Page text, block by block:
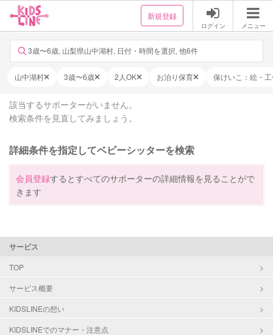
新規登録
ログイン メニュー
3歳〜6歳, 山梨県山中湖村, 日付・時間を選択, 他6件
山中湖村 3歳〜6歳 2人OK お泊り保育 保けいこ：絵・
該当するサポーターがいません。
検索条件を見直してみましょう。
詳細条件を指定してベビーシッターを検索
会員登録するとすべてのサポーターの詳細情報を見ることがで
きます
サービス
TOP
サービス概要
KIDSLINEの想い
KIDSLINEでのマナー・注意点